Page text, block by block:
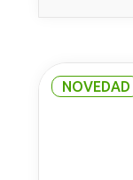
NOVEDAD